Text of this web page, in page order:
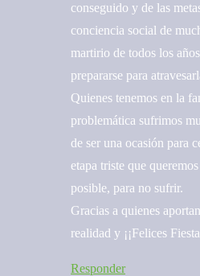
conseguido y de las
conciencia social de
martirio de todos los
prepararse para
Quienes tenemos en la
problemática sufrimos
de ser una ocasión para
etapa triste que
posible, para no sufrir.
Gracias a quienes
realidad y ¡¡Felices
Responder